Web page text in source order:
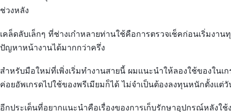
ช่วงหลัง
เคล็ดลับเล็กๆ ที่ช่างเก๋าหลายท่านใช้คือการตรวจเช็คก่อนเริ่มงาน
ปัญหาหน้างานได้มากกว่าครึ่ง
สำหรับมือใหม่ที่เพิ่งเริ่มทำงานสายนี้ ผมแนะนำให้ลองใช้ของใน
ค่อยอัพเกรดไปใช้ของพรีเมียมก็ได้ ไม่จำเป็นต้องลงทุนหนักตั้งแต่
อีกประเด็นที่อยากแนะนำคือเรื่องของการเก็บรักษาอุปกรณ์หลังใ